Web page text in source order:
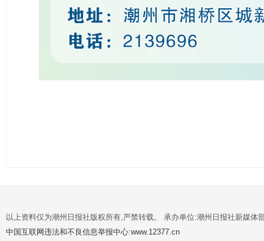
以上资料仅为潮州日报社版权所有,严禁转载。 承办单位:潮州日报社新媒体
中国互联网违法和不良信息举报中心:www.12377.cn